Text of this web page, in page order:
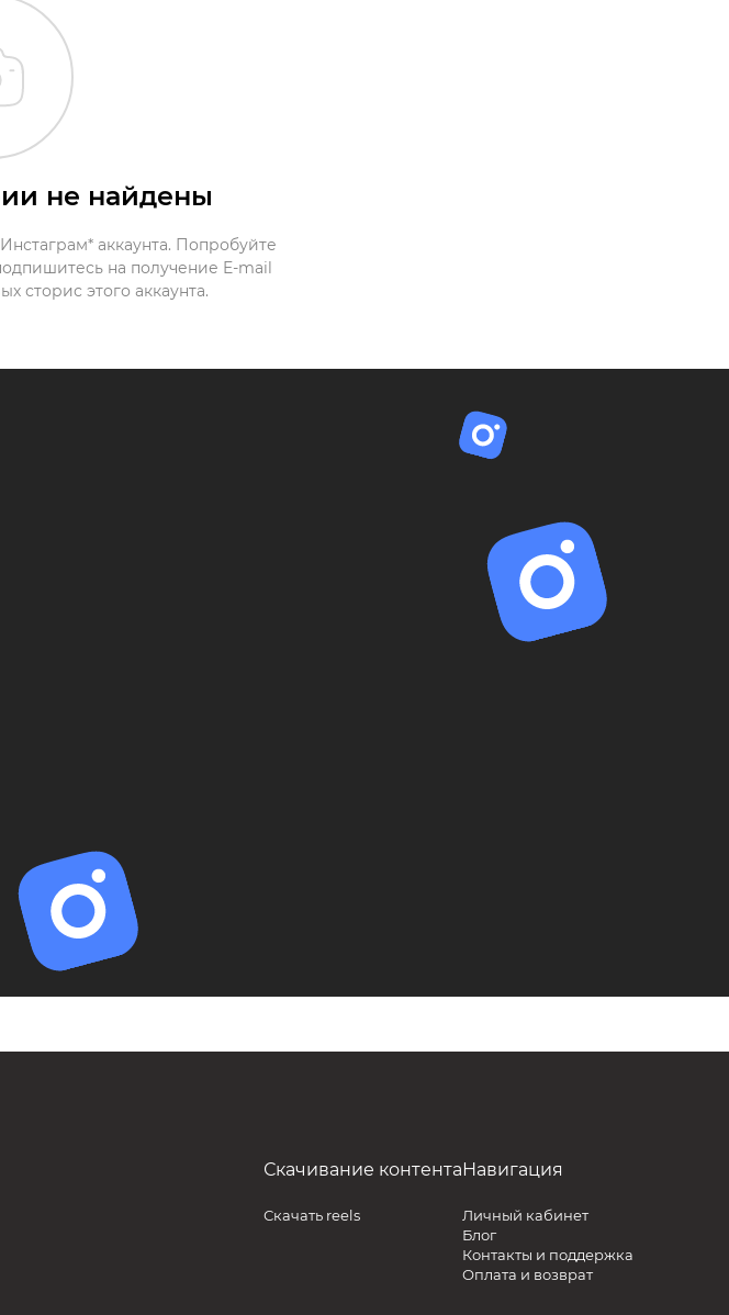
не найдены
аккаунта. Попробуйте
на получение E-mail
сторис этого аккаунта.
Скачивание контента
Скачать reels
Навигация
Личный кабинет
Блог
Контакты и поддержка
Оплата и возврат